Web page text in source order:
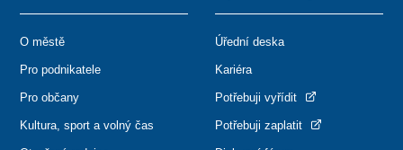
O městě
Pro podnikatele
Pro občany
Kultura, sport a volný čas
Úřední deska
Kariéra
Potřebuji vyřídit
Potřebuji zaplatit